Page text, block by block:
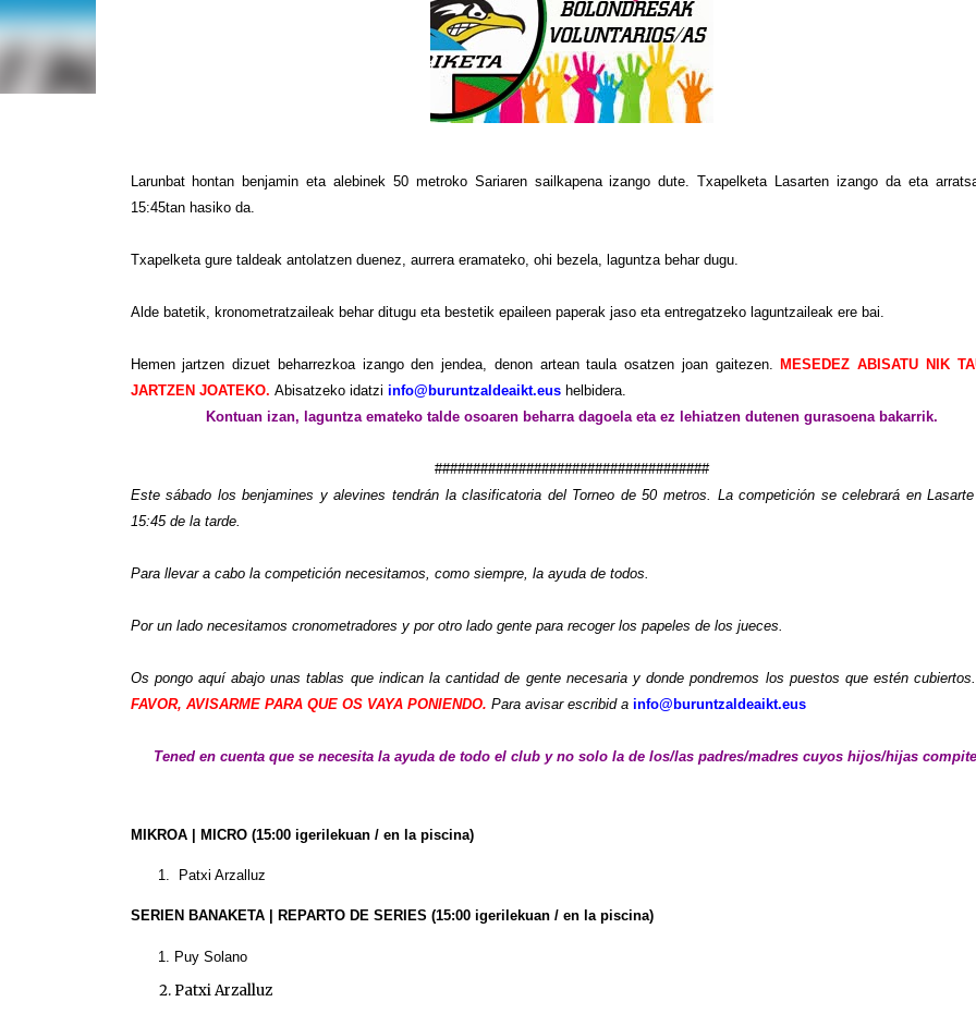
Larunbat hontan benjamin eta alebinek 50 metroko Sariaren sailkapena izango dute. Txapelketa Lasarten izango da eta
15:45tan hasiko da.
Txapelketa gure taldeak antolatzen duenez, aurrera eramateko, ohi bezela, laguntza behar dugu.
Alde batetik, kronometratzaileak behar ditugu eta bestetik epaileen paperak jaso eta entregatzeko laguntzaileak ere bai.
Hemen jartzen dizuet beharrezkoa izango den jendea, denon artean taula osatzen joan gaitezen. MESEDEZ ABISATU NIK
JARTZEN JOATEKO. Abisatzeko idatzi info@buruntzaldeaikt.eushelbidera.
Kontuan izan, laguntza emateko talde osoaren beharra dagoela eta ez lehiatzen dutenen gurasoena bakarrik.
####################################
Este sábado los benjamines y alevines tendrán la clasificatoria del Torneo de 50 metros. La competición se celebrará en
15:45 de la tarde.
Para llevar a cabo la competición necesitamos, como siempre, la ayuda de todos.
Por un lado necesitamos cronometradores y por otro lado gente para recoger los papeles de los jueces.
Os pongo aquí abajo unas tablas que indican la cantidad de gente necesaria y donde pondremos los puestos que estén cubiertos.
FAVOR, AVISARME PARA QUE OS VAYA PONIENDO. Para avisar escribid a info@buruntzaldeaikt.eus
Tened en cuenta que se necesita la ayuda de todo el club y no solo la de los/las padres/madres cuyos hijos/hijas
MIKROA | MICRO (15:00 igerilekuan / en la piscina)
Patxi Arzalluz
SERIEN BANAKETA | REPARTO DE SERIES (15:00 igerilekuan / en la piscina)
Puy Solano
Patxi Arzalluz